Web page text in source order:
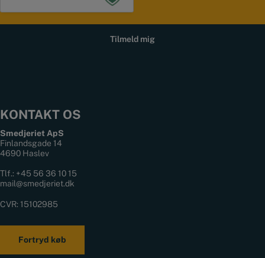
KONTAKT OS
Smedjeriet ApS
Finlandsgade 14
4690 Haslev
Tlf.: +45 56 36 10 15
mail@smedjeriet.dk
CVR: 15102985
Fortryd køb